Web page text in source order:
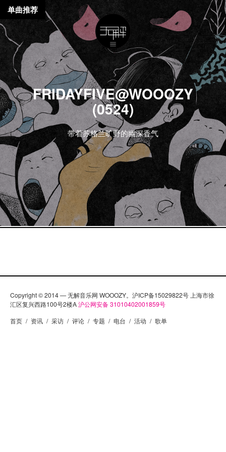
FRIDAYFIVE@WOOOZY
(0524)
带着苏格兰旷野的幽深香气
单曲推荐
Copyright © 2014 — 无解音乐网 WOOOZY。沪ICP备15029822号 上海市徐
汇区复兴西路100号2楼A沪公网安备 31010402001859号
首页 / 资讯 / 采访 / 评论 / 专题 / 电台 / 活动 / 歌单